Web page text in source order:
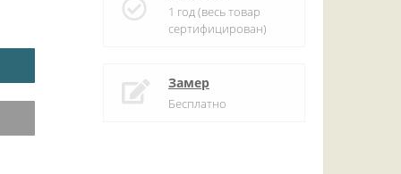
1 год (весь товар
сертифицирован)
Замер
Бесплатно